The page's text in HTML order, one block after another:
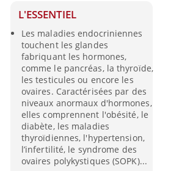
L'ESSENTIEL
Les maladies endocriniennes
touchent les glandes
fabriquant les hormones,
comme le pancréas, la thyroïde,
les testicules ou encore les
ovaires. Caractérisées par des
niveaux anormaux d'hormones,
elles comprennent l'obésité, le
diabète, les maladies
thyroïdiennes, l'hypertension,
l’infertilité, le syndrome des
ovaires polykystiques (SOPK)...